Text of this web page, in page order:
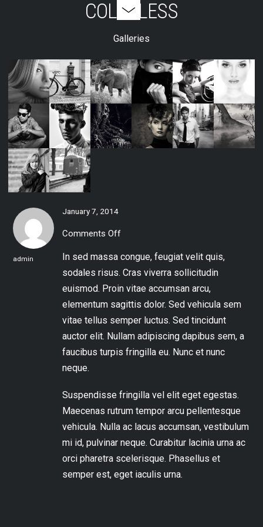
COLORLESS
Galleries
admin
January 7, 2014
Comments Off
In sed massa congue, feugiat velit quis,
sodales risus. Cras viverra sollicitudin
euismod. Proin vitae accumsan arcu,
elementum sagittis dolor. Sed vehicula sem
vitae tellus semper luctus. Sed tincidunt
auctor elit. Nullam adipiscing dapibus sem, a
faucibus turpis fringilla eu. Nunc et nunc
neque.
Suspendisse fringilla vel elit eget egestas.
Maecenas rutrum tempor arcu pellentesque
vehicula. Nulla ac lacus accumsan, vestibulum
mi id, pulvinar neque. Curabitur lacinia urna ac
orci pharetra scelerisque. Phasellus et
semper est, eget iaculis urna.